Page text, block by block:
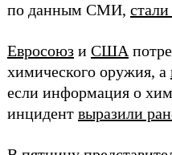
по данным СМИ,
Евросоюз и США
химического оружия, а
если информация о
инцидент выразили